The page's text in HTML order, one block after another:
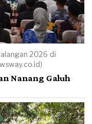
2026 di
Nanang Galuh